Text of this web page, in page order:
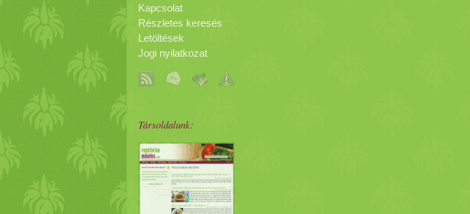
Kapcsolat
Részletes keresés
Letöltések
Jogi nyilatkozat
Társoldalunk: